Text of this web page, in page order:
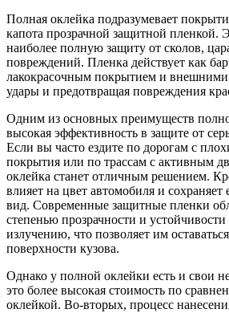
Полная оклейка подразумевает
капота прозрачной защитной пленкой.
наиболее полную защиту от сколов,
повреждений. Пленка действует как
лакокрасочным покрытием и
удары и предотвращая повреждения
Одним из основных преимуществ
высокая эффективность в защите от
Если вы часто ездите по дорогам с
покрытия или по трассам с активным
оклейка станет отличным решением.
влияет на цвет автомобиля и сохраняет
вид. Современные защитные пленки
степенью прозрачности и
излучению, что позволяет им
поверхности кузова.
Однако у полной оклейки есть и свои
это более высокая стоимость по
оклейкой. Во-вторых, процесс